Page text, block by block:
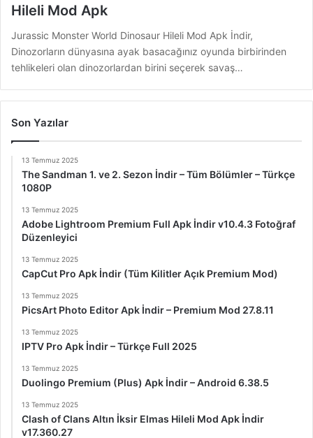
Hileli Mod Apk
Jurassic Monster World Dinosaur Hileli Mod Apk İndir,
Dinozorların dünyasına ayak basacağınız oyunda birbirinden
tehlikeleri olan dinozorlardan birini seçerek savaş…
Son Yazılar
13 Temmuz 2025
The Sandman 1. ve 2. Sezon İndir – Tüm Bölümler – Türkçe
1080P
13 Temmuz 2025
Adobe Lightroom Premium Full Apk İndir v10.4.3 Fotoğraf
Düzenleyici
13 Temmuz 2025
CapCut Pro Apk İndir (Tüm Kilitler Açık Premium Mod)
13 Temmuz 2025
PicsArt Photo Editor Apk İndir – Premium Mod 27.8.11
13 Temmuz 2025
IPTV Pro Apk İndir – Türkçe Full 2025
13 Temmuz 2025
Duolingo Premium (Plus) Apk İndir – Android 6.38.5
13 Temmuz 2025
Clash of Clans Altın İksir Elmas Hileli Mod Apk İndir
v17.360.27